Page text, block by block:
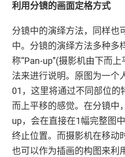
利用分镜的画面定格方式
分镜中的演绎方法，同样也
中。分镜的演绎方法多种多
称“Pan-up”(摄影机由下而
法来进行说明。原图为一个
01，这里将通过不同部位的
而上平移的感觉。在分镜中
up，会在直接在1幅完整图
终止位置。而摄影机在移动
也可以作为插画的构图来利